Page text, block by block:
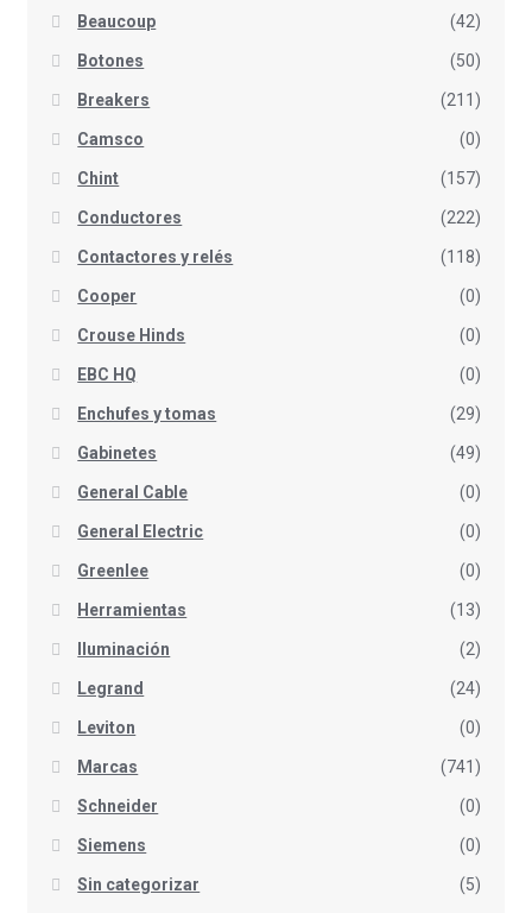
Beaucoup (42)
Botones (50)
Breakers (211)
Camsco (0)
Chint (157)
Conductores (222)
Contactores y relés (118)
Cooper (0)
Crouse Hinds (0)
EBC HQ (0)
Enchufes y tomas (29)
Gabinetes (49)
General Cable (0)
General Electric (0)
Greenlee (0)
Herramientas (13)
Iluminación (2)
Legrand (24)
Leviton (0)
Marcas (741)
Schneider (0)
Siemens (0)
Sin categorizar (5)